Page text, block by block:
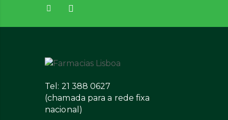
Tel: 21 388 0627
(chamada para a rede fixa
nacional)